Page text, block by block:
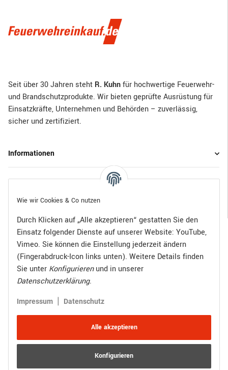
Alle akzeptieren
Konfigurieren
Wie wir Cookies & Co nutzen
Durch Klicken auf „Alle akzeptieren“ gestatten Sie den
Einsatz folgender Dienste auf unserer Website: YouTube,
Vimeo. Sie können die Einstellung jederzeit ändern
(Fingerabdruck-Icon links unten). Weitere Details finden
Sie unter Konfigurierenund in unserer
Datenschutzerklärung.
Impressum Datenschutz
Seit über 30 Jahren steht R. Kuhnfür hochwertige Feuerwehr-
und Brandschutzprodukte. Wir bieten geprüfte Ausrüstung für
Einsatzkräfte, Unternehmen und Behörden – zuverlässig,
sicher und zertifiziert.
Informationen
Gesetzliche Informationen
Bezahlen Sie bequem per:
Zugestellt durch:
Vertrag widerrufen